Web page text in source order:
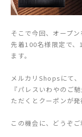
そこで今回、オープン
先着100名様限定で
ます。
メルカリShopsにて、
『パレスいわやのご
ただくとクーポンが発
この機会に、どうぞご